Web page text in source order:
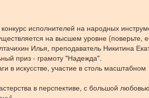
исполнителей на народных
на высшем уровне (поверьте,
Илья, преподаватель Никитина
приз - грамоту "Надежда".
в искусстве, участие в столь масштабном
в перспективе, с большой